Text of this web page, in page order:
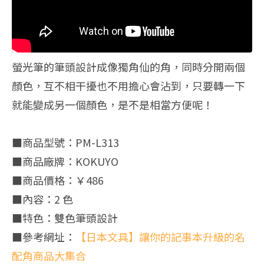
螢光筆的筆頭設計成像獨角仙的角，同時分開兩個
顏色，互不相干擾也不用擔心會沾到，只要轉一下
就能變成另一個顏色，是不是相當方便呢！
■商品型號：PM-L313
■商品廠牌：KOKUYO
■商品價格：￥486
■內容：2 色
■特色：雙色筆頭設計
■參考網址：
【日本文具】讓你的記事本升級的名
配角商品大集合